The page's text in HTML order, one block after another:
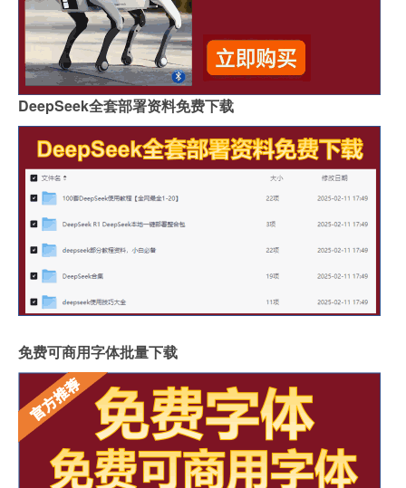
DeepSeek全套部署资料免费下载
免费可商用字体批量下载